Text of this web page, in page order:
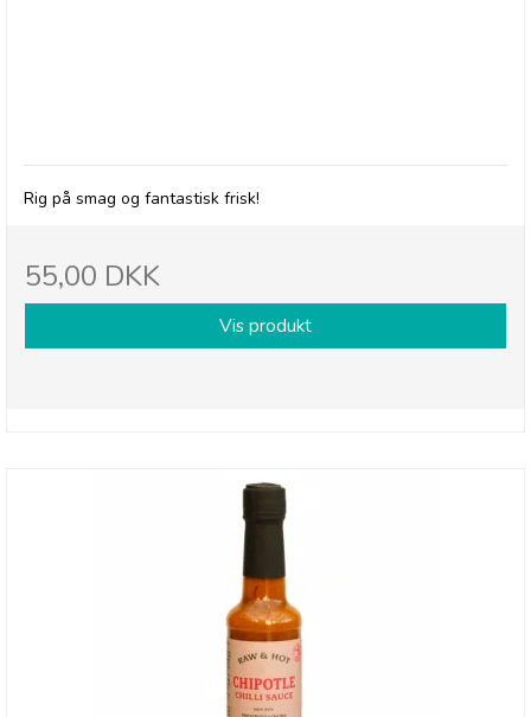
Rig på smag og fantastisk frisk!
55,00 DKK
Vis produkt